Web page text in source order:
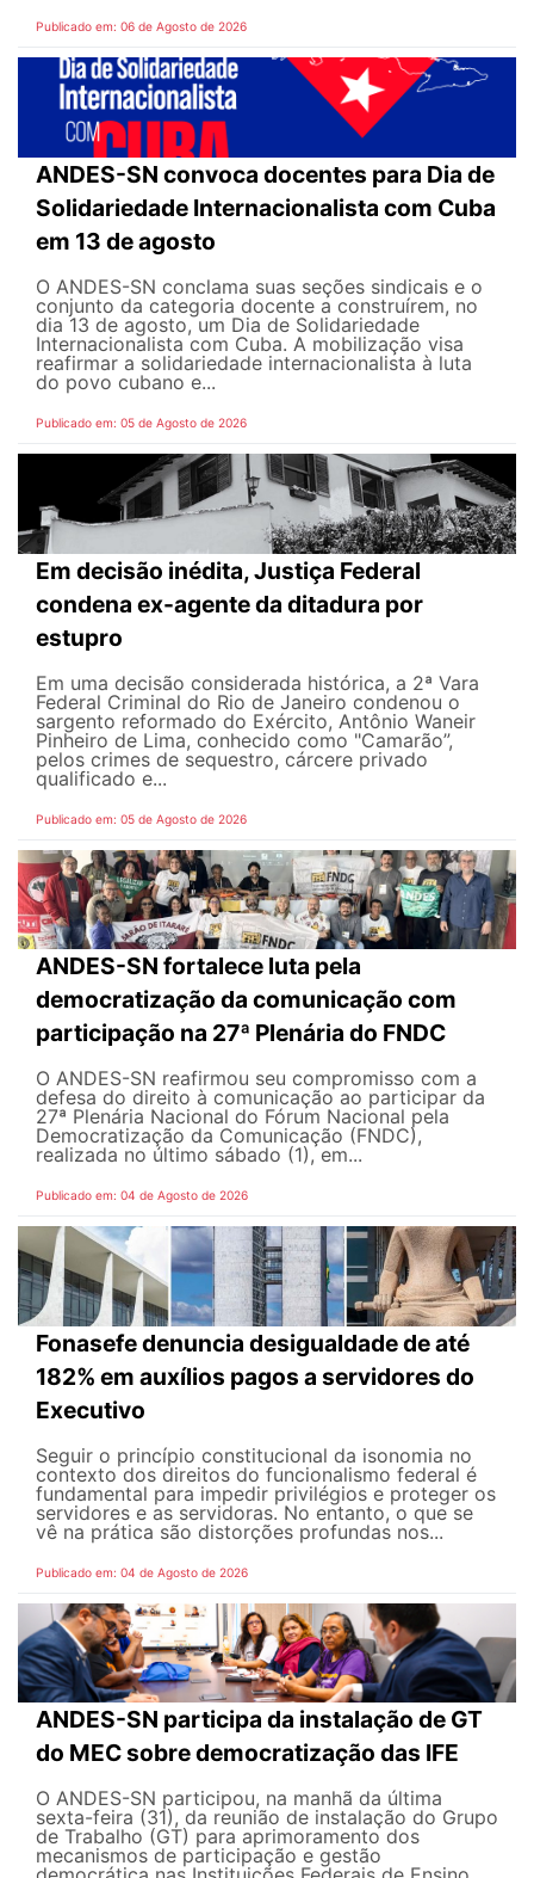
Publicado em: 06 de Agosto de 2026
ANDES-SN convoca docentes para Dia de
Solidariedade Internacionalista com Cuba
em 13 de agosto
O ANDES-SN conclama suas seções sindicais e o
conjunto da categoria docente a construírem, no
dia 13 de agosto, um Dia de Solidariedade
Internacionalista com Cuba. A mobilização visa
reafirmar a solidariedade internacionalista à luta
do povo cubano e...
Publicado em: 05 de Agosto de 2026
Em decisão inédita, Justiça Federal
condena ex-agente da ditadura por
estupro
Em uma decisão considerada histórica, a 2ª Vara
Federal Criminal do Rio de Janeiro condenou o
sargento reformado do Exército, Antônio Waneir
Pinheiro de Lima, conhecido como "Camarão”,
pelos crimes de sequestro, cárcere privado
qualificado e...
Publicado em: 05 de Agosto de 2026
ANDES-SN fortalece luta pela
democratização da comunicação com
participação na 27ª Plenária do FNDC
O ANDES-SN reafirmou seu compromisso com a
defesa do direito à comunicação ao participar da
27ª Plenária Nacional do Fórum Nacional pela
Democratização da Comunicação (FNDC),
realizada no último sábado (1), em...
Publicado em: 04 de Agosto de 2026
Fonasefe denuncia desigualdade de até
182% em auxílios pagos a servidores do
Executivo
Seguir o princípio constitucional da isonomia no
contexto dos direitos do funcionalismo federal é
fundamental para impedir privilégios e proteger os
servidores e as servidoras. No entanto, o que se
vê na prática são distorções profundas nos...
Publicado em: 04 de Agosto de 2026
ANDES-SN participa da instalação de GT
do MEC sobre democratização das IFE
O ANDES-SN participou, na manhã da última
sexta-feira (31), da reunião de instalação do Grupo
de Trabalho (GT) para aprimoramento dos
mecanismos de participação e gestão